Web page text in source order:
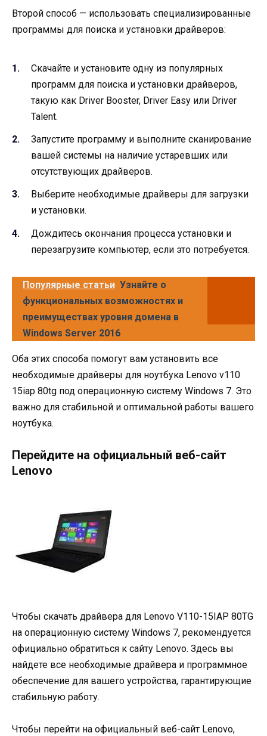
Второй способ — использовать специализированные
программы для поиска и установки драйверов:
Скачайте и установите одну из популярных
программ для поиска и установки драйверов,
такую как Driver Booster, Driver Easy или Driver
Talent.
Запустите программу и выполните сканирование
вашей системы на наличие устаревших или
отсутствующих драйверов.
Выберите необходимые драйверы для загрузки
и установки.
Дождитесь окончания процесса установки и
перезагрузите компьютер, если это потребуется.
Популярные статьи Узнайте о
функциональных возможностях и
преимуществах уровня домена в
Windows Server 2016
Оба этих способа помогут вам установить все
необходимые драйверы для ноутбука Lenovo v110
15iap 80tg под операционную систему Windows 7. Это
важно для стабильной и оптимальной работы вашего
ноутбука.
Перейдите на официальный веб-сайт
Lenovo
Чтобы скачать драйвера для Lenovo V110-15IAP 80TG
на операционную систему Windows 7, рекомендуется
официально обратиться к сайту Lenovo. Здесь вы
найдете все необходимые драйвера и программное
обеспечение для вашего устройства, гарантирующие
стабильную работу.
Чтобы перейти на официальный веб-сайт Lenovo,